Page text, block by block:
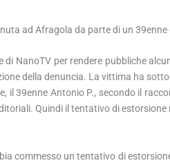
ad Afragola da parte di un 39enne
NanoTV per rendere pubbliche
della denuncia. La vittima ha
il 39enne Antonio P., secondo il
Quindi il tentativo di
commesso un tentativo di